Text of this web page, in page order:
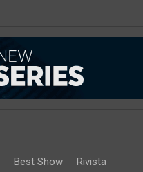
Best Show Rivista